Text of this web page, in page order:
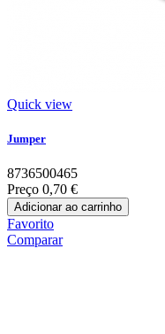
Quick view
Jumper
8736500465
Preço 0,70 €
Adicionar ao carrinho
Favorito
Comparar